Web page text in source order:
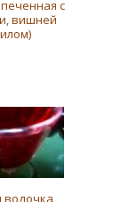
с
вишней
водочка